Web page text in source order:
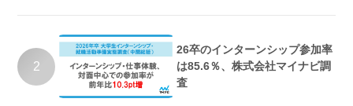
2
26卒のインターンシップ参加率
は85.6％、株式会社マイナビ調
査